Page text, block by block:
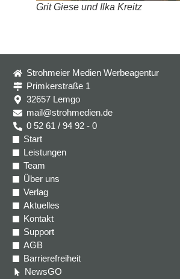
Grit Giese und Ilka Kreitz
Strohmeier Medien Werbeagentur
Primkerstraße 1
32657 Lemgo
mail@strohmedien.de
0 52 61 / 94 92 - 0
Start
Leistungen
Team
Über uns
Verlag
Aktuelles
Kontakt
Support
AGB
Barrierefreiheit
NewsGO